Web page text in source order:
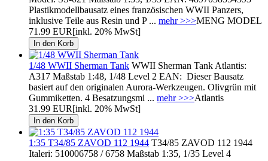
Plastikmodellbausatz eines französischen WWII Panzers,
inklusive Teile aus Resin und P ... mehr >>>MENG MODEL
71.99 EUR[inkl. 20% MwSt]
1/48 WWII Sherman Tank WWII Sherman Tank Atlantis:
A317 Maßstab 1:48, 1/48 Level 2 EAN: Dieser Bausatz
basiert auf den originalen Aurora-Werkzeugen. Olivgrün mit
Gummiketten. 4 Besatzungsmi ... mehr >>>Atlantis
31.99 EUR[inkl. 20% MwSt]
1:35 T34/85 ZAVOD 112 1944 T34/85 ZAVOD 112 1944
Italeri: 510006758 / 6758 Maßstab 1:35, 1/35 Level 4